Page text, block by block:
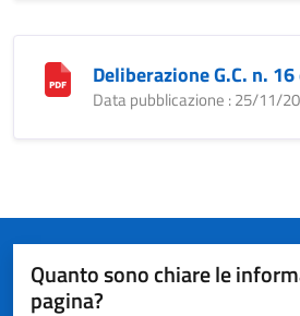
Deliberazione G.C. n.
Data pubblicazione : 25/11/
Quanto sono chiare le
pagina?